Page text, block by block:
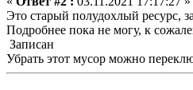
Это старый полудохлый ресурс,
Подробнее пока не могу, к
Записан
Убрать этот мусор можно